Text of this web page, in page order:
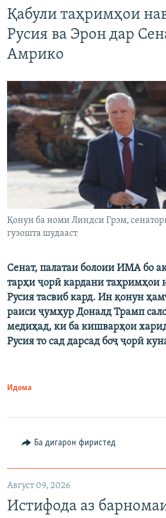
Қабули таҳримҳои
Русия ва Эрон дар
Амрико
Қонун ба номи Линдси Грэм,
гузошта шудааст
Сенат, палатаи болоии ИМА бо
тарҳи ҷорӣ кардани таҳримҳои
Русия тасвиб кард. Ин қонун
раиси ҷумҳур Доналд Трамп
медиҳад, ки ба кишварҳои
Русия то сад дарсад боҷ ҷорӣ
Идома
Ба дигарон фиристед
Август 09, 2026
Истифода аз